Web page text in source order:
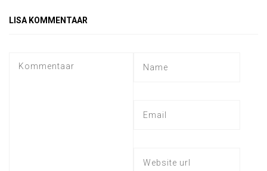
LISA KOMMENTAAR